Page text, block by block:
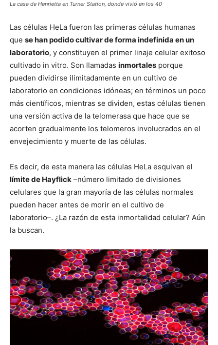
La casa de Henrietta en Turner Station, donde vivió en los 40
Las células HeLa fueron las primeras células humanas
que se han podido cultivar de forma indefinida en un
laboratorio, y constituyen el primer linaje celular exitoso
cultivado in vitro. Son llamadas inmortales porque
pueden dividirse ilimitadamente en un cultivo de
laboratorio en condiciones idóneas; en términos un poco
más científicos, mientras se dividen, estas células tienen
una versión activa de la telomerasa que hace que se
acorten gradualmente los telomeros involucrados en el
envejecimiento y muerte de las células.
Es decir, de esta manera las células HeLa esquivan el
límite de Hayflick –número limitado de divisiones
celulares que la gran mayoría de las células normales
pueden hacer antes de morir en el cultivo de
laboratorio–. ¿La razón de esta inmortalidad celular? Aún
la buscan.